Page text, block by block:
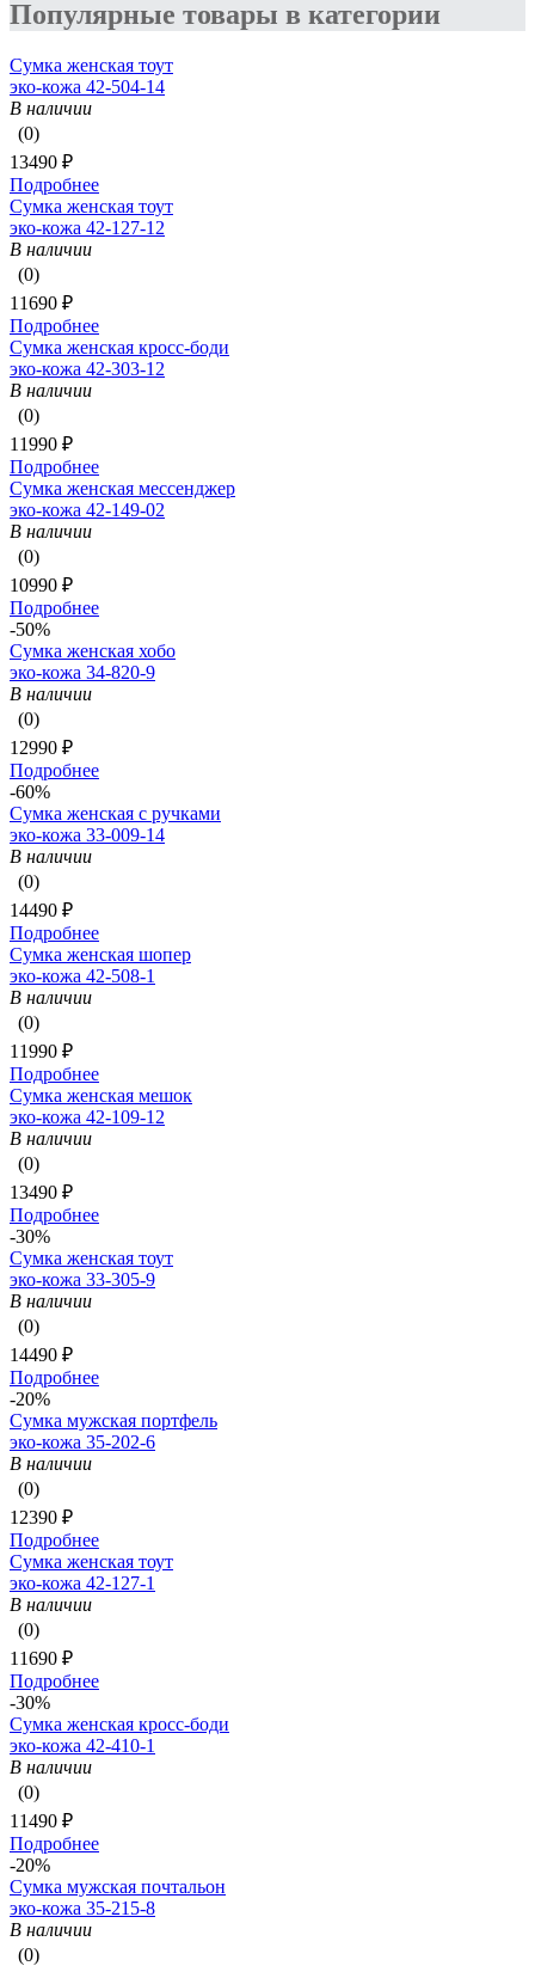
Популярные товары в категории
Сумка женская тоут
эко-кожа 42-504-14
В наличии
(0)
13490 ₽
Подробнее
Сумка женская тоут
эко-кожа 42-127-12
В наличии
(0)
11690 ₽
Подробнее
Сумка женская кросс-боди
эко-кожа 42-303-12
В наличии
(0)
11990 ₽
Подробнее
Сумка женская мессенджер
эко-кожа 42-149-02
В наличии
(0)
10990 ₽
Подробнее
-50%
Сумка женская хобо
эко-кожа 34-820-9
В наличии
(0)
12990 ₽
Подробнее
-60%
Сумка женская с ручками
эко-кожа 33-009-14
В наличии
(0)
14490 ₽
Подробнее
Сумка женская шопер
эко-кожа 42-508-1
В наличии
(0)
11990 ₽
Подробнее
Сумка женская мешок
эко-кожа 42-109-12
В наличии
(0)
13490 ₽
Подробнее
-30%
Сумка женская тоут
эко-кожа 33-305-9
В наличии
(0)
14490 ₽
Подробнее
-20%
Сумка мужская портфель
эко-кожа 35-202-6
В наличии
(0)
12390 ₽
Подробнее
Сумка женская тоут
эко-кожа 42-127-1
В наличии
(0)
11690 ₽
Подробнее
-30%
Сумка женская кросс-боди
эко-кожа 42-410-1
В наличии
(0)
11490 ₽
Подробнее
-20%
Сумка мужская почтальон
эко-кожа 35-215-8
В наличии
(0)